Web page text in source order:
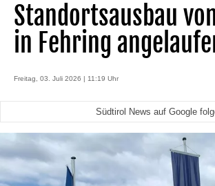
Standortsausbau
in Fehring
Freitag, 03. Juli 2026 | 11:19 Uhr
Südtirol News auf Google